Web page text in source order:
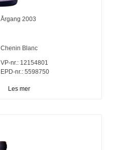
Årgang 2003
Chenin Blanc
VP-nr.:12154801
EPD-nr.: 5598750
Les mer